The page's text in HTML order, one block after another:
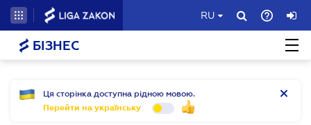
RU
БІЗНЕС
Ця сторінка доступна рідною мовою.
Перейти на українську